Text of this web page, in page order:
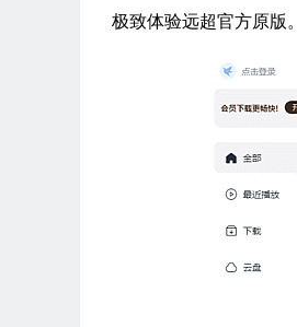
极致体验远超官方原版。